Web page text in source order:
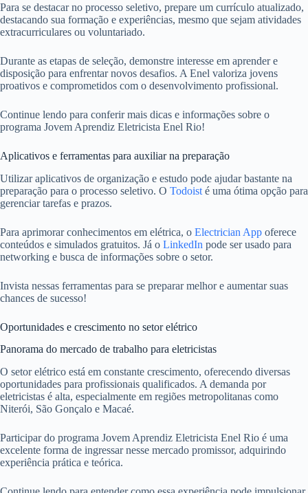
Para se destacar no processo seletivo, prepare um currículo atualizado,
destacando sua formação e experiências, mesmo que sejam atividades
extracurriculares ou voluntariado.
Durante as etapas de seleção, demonstre interesse em aprender e
disposição para enfrentar novos desafios. A Enel valoriza jovens
proativos e comprometidos com o desenvolvimento profissional.
Continue lendo para conferir mais dicas e informações sobre o
programa Jovem Aprendiz Eletricista Enel Rio!
Aplicativos e ferramentas para auxiliar na preparação
Utilizar aplicativos de organização e estudo pode ajudar bastante na
preparação para o processo seletivo. O Todoist é uma ótima opção para
gerenciar tarefas e prazos.
Para aprimorar conhecimentos em elétrica, o Electrician App oferece
conteúdos e simulados gratuitos. Já o LinkedIn pode ser usado para
networking e busca de informações sobre o setor.
Invista nessas ferramentas para se preparar melhor e aumentar suas
chances de sucesso!
Oportunidades e crescimento no setor elétrico
Panorama do mercado de trabalho para eletricistas
O setor elétrico está em constante crescimento, oferecendo diversas
oportunidades para profissionais qualificados. A demanda por
eletricistas é alta, especialmente em regiões metropolitanas como
Niterói, São Gonçalo e Macaé.
Participar do programa Jovem Aprendiz Eletricista Enel Rio é uma
excelente forma de ingressar nesse mercado promissor, adquirindo
experiência prática e teórica.